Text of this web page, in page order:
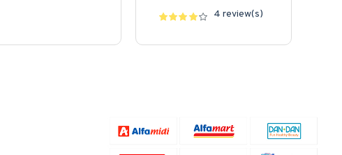
4 review(s)